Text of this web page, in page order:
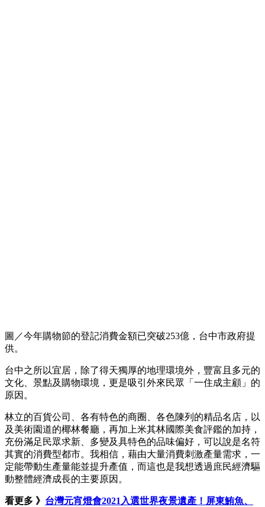
圖／今年購物節的登記消費金額已突破253億，台中市政府提
供。
台中之所以宜居，除了得天獨厚的地理環境外，豐富且多元的
文化、景點及購物環境，更是吸引外來民眾「一住成主顧」的
原因。
林立的百貨公司、各有特色的商圈、各色陳列的精品名店，以
及美術園道的椰林餐廳，再加上米其林國際美食評鑑的加持，
充份滿足民眾求新、多變及具特色的品味偏好，可以說是名符
其實的消費型都市。我相信，藉由大量消費刺激產量需求，一
定能帶動生產量能並提升產值，而這也是我想透過庶民經濟驅
動整體經濟成長的主要原因。
看更多 》 台灣元宵燈會2021入選世界夜景遺產！屏東鮪魚、